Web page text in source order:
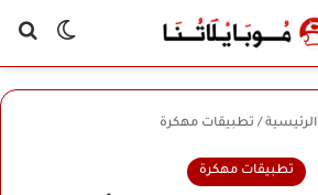
الوضع
الرئيسية / تطبيقات مهكرة
تطبيقات مهكرة